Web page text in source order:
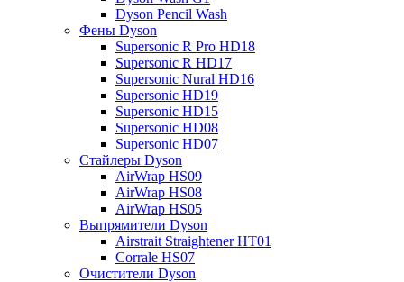
Dyson Pencil Wash
Фены Dyson
Supersonic R Pro HD18
Supersonic R HD17
Supersonic Nural HD16
Supersonic HD19
Supersonic HD15
Supersonic HD08
Supersonic HD07
Стайлеры Dyson
AirWrap HS09
AirWrap HS08
AirWrap HS05
Выпрямители Dyson
Airstrait Straightener HT01
Corrale HS07
Очистители Dyson